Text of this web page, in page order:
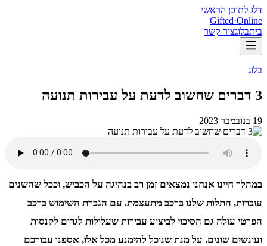
דלג לתוכן הראשי
Gifted·Online
ביתבלוגצור קשר
בלוג
3 דברים שחשוב לדעת על עבירות תנועה
19 בנובמבר 2023
במהלך חיינו אנחנו נמצאים זמן רב בנהיגה על הכביש, וככל שהשנים
עוברות, התלות שלנו ברכב מתעצמת. עם הגברת השימוש ברכב
הפרטי עולה גם הסיכוי לביצוע עבירות שעלולות לגרום לקנסות
ועונשים שונים. על מנת שנוכל להימנע מכל אלו, אספנו עבורכם